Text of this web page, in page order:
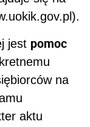
jest pomoc
na
aktu